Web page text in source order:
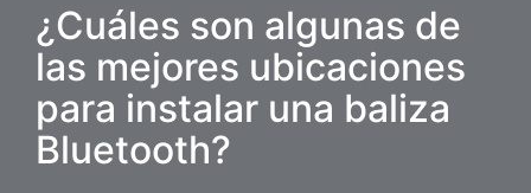
¿Cuáles son algunas de
las mejores ubicaciones
para instalar una baliza
Bluetooth?